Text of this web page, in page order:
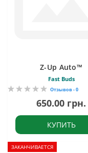
Z-Up Auto™
Fast Buds
Отзывов - 0
650.00 грн.
КУПИТЬ
ЗАКАНЧИВАЕТСЯ